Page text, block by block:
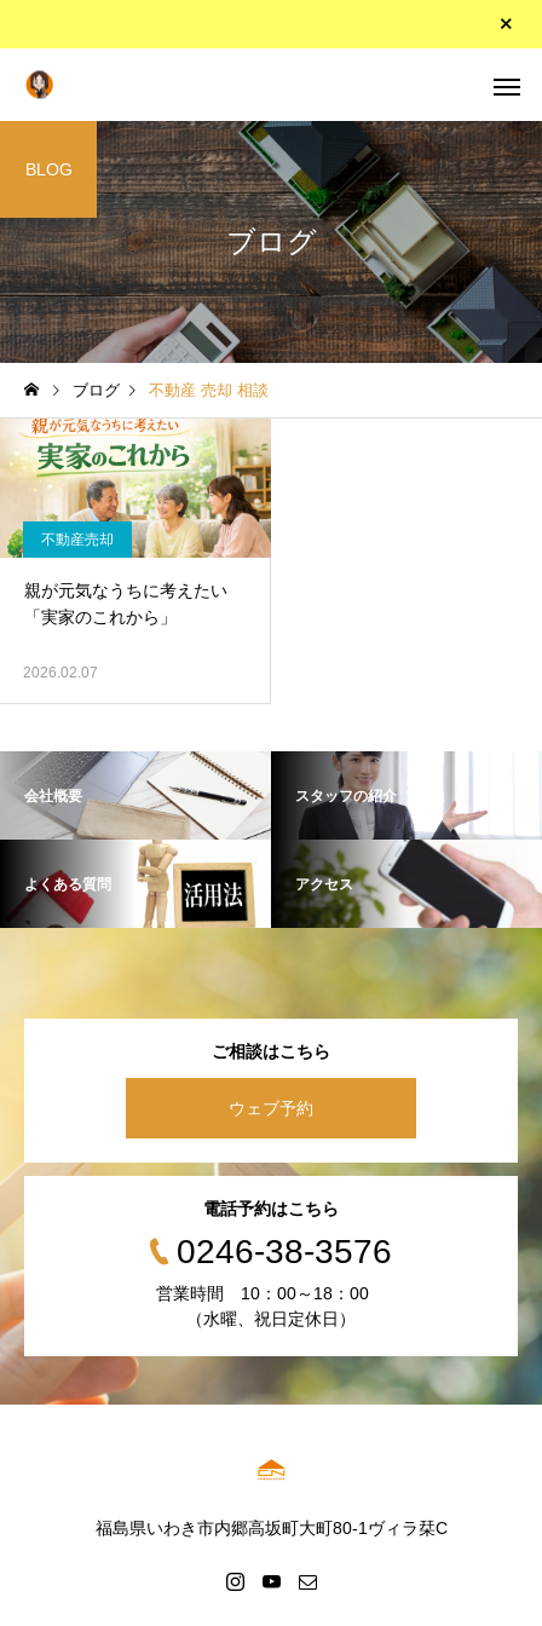
ブログ
BLOG
ブログ 不動産 売却 相談
不動産売却
親が元気なうちに考えたい
「実家のこれから」
2026.02.07
会社概要 スタッフの紹介
よくある質問 アクセス
ご相談はこちら
ウェブ予約
電話予約はこちら
0246-38-3576
営業時間 10：00～18：00
（水曜、祝日定休日）
福島県いわき市内郷高坂町大町80-1ヴィラ栞C